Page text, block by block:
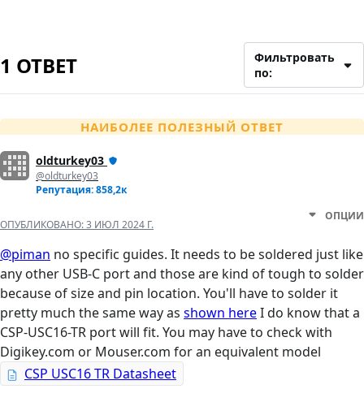
1 ОТВЕТ
Фильтровать
по:
НАИБОЛЕЕ ПОЛЕЗНЫЙ ОТВЕТ
oldturkey03
@oldturkey03
Репутация: 858,2к
ОПУБЛИКОВАНО:3 ИЮЛ 2024 Г.
ОПЦИИ
@piman no specific guides. It needs to be soldered just like
any other USB-C port and those are kind of tough to solder
because of size and pin location. You'll have to solder it
pretty much the same way as shown hereI do know that a
CSP-USC16-TR port will fit. You may have to check with
Digikey.com or Mouser.com for an equivalent model
CSP USC16 TR Datasheet